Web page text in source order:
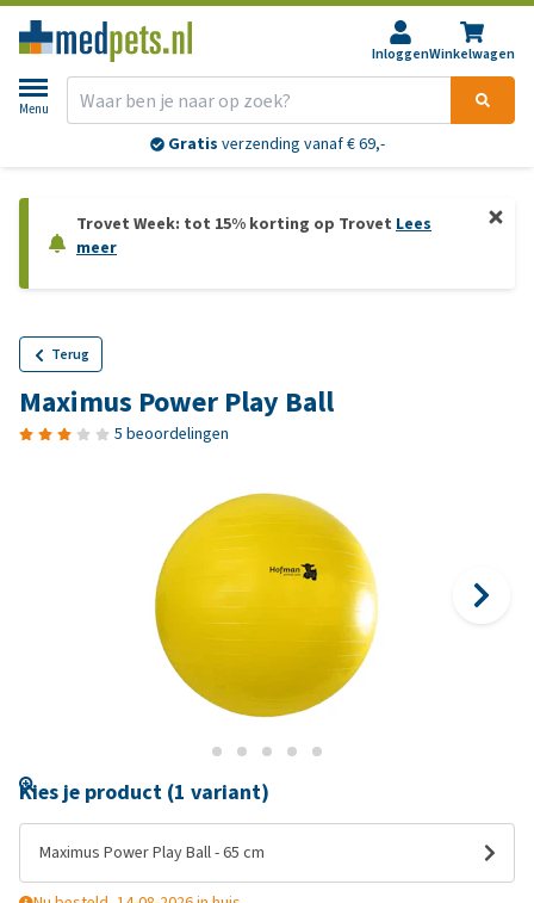
InloggenWinkelwagen
Menu
Gratis verzending vanaf € 69,-
Trovet Week: tot 15% korting op Trovet Lees
meer
Terug
Maximus Power Play Ball
5 beoordelingen
Kies je product (1 variant)
Maximus Power Play Ball - 65 cm